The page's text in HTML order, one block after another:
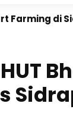
di Sidrap